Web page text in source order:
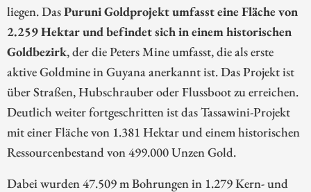
liegen. DasPuruni Goldprojekt umfasst eine Fläche von
2.259 Hektar und befindet sich in einem historischen
Goldbezirk, der die Peters Mine umfasst, die als erste
aktive Goldmine in Guyana anerkannt ist. Das Projekt ist
über Straßen, Hubschrauber oder Flussboot zu erreichen.
Deutlich weiter fortgeschritten ist das Tassawini-Projekt
mit einer Fläche von 1.381 Hektar und einem historischen
Ressourcenbestand von 499.000 Unzen Gold.
Dabei wurden 47.509 m Bohrungen in 1.279 Kern- und